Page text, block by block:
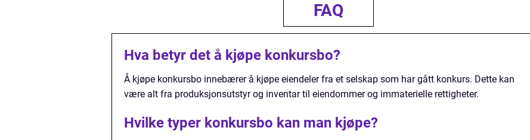
FAQ
Hva betyr det å kjøpe konkursbo?
Å kjøpe konkursbo innebærer å kjøpe eiendeler fra et selskap som har gått konkurs. Dette kan
være alt fra produksjonsutstyr og inventar til eiendommer og immaterielle rettigheter.
Hvilke typer konkursbo kan man kjøpe?